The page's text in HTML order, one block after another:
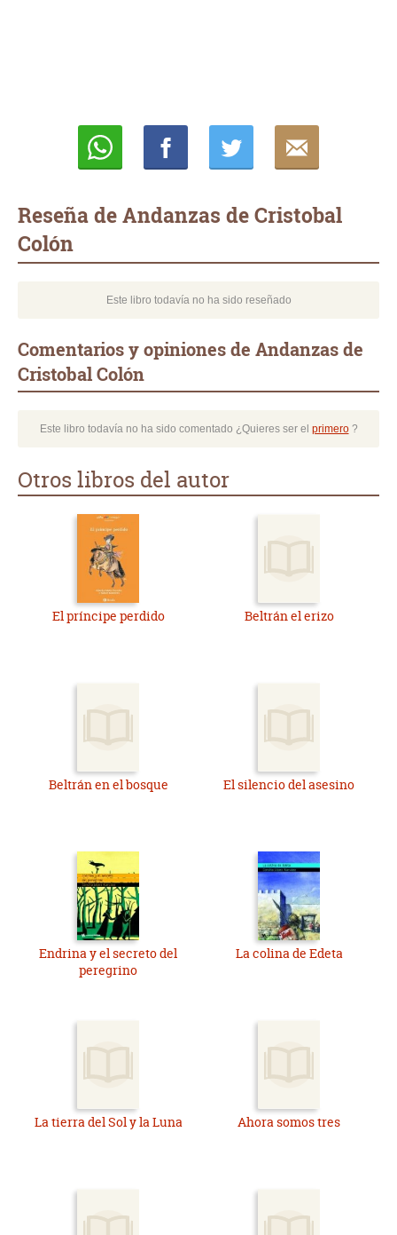
Reseña de Andanzas de Cristobal
Colón
Este libro todavía no ha sido reseñado
Comentarios y opiniones de Andanzas de
Cristobal Colón
Este libro todavía no ha sido comentado ¿Quieres ser el primero?
Otros libros del autor
El príncipe perdido Beltrán el erizo
Beltrán en el bosque El silencio del asesino
Endrina y el secreto del
peregrino
La colina de Edeta
La tierra del Sol y la Luna Ahora somos tres